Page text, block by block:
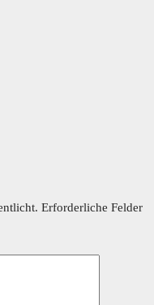
Erforderliche Felder